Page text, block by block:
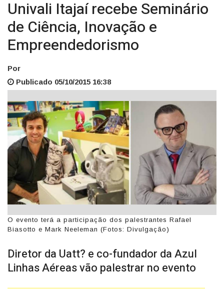
Univali Itajaí recebe Seminário
de Ciência, Inovação e
Empreendedorismo
Por
Publicado 05/10/2015 16:38
O evento terá a participação dos palestrantes Rafael
Biasotto e Mark Neeleman (Fotos: Divulgação)
Diretor da Uatt? e co-fundador da Azul
Linhas Aéreas vão palestrar no evento